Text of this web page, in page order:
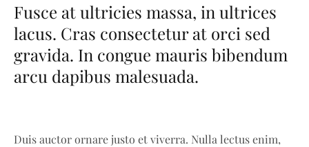
Fusce at ultricies massa, in ultrices
lacus. Cras consectetur at orci sed
gravida. In congue mauris bibendum
arcu dapibus malesuada.
Duis auctor ornare justo et viverra. Nulla lectus enim,